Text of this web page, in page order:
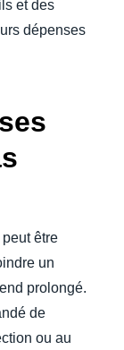
et des
dépenses
être
un
prolongé.
de
ou au